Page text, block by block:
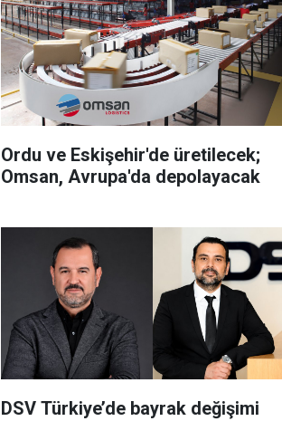
Ordu ve Eskişehir'de üretilecek;
Omsan, Avrupa'da depolayacak
DSV Türkiye’de bayrak değişimi